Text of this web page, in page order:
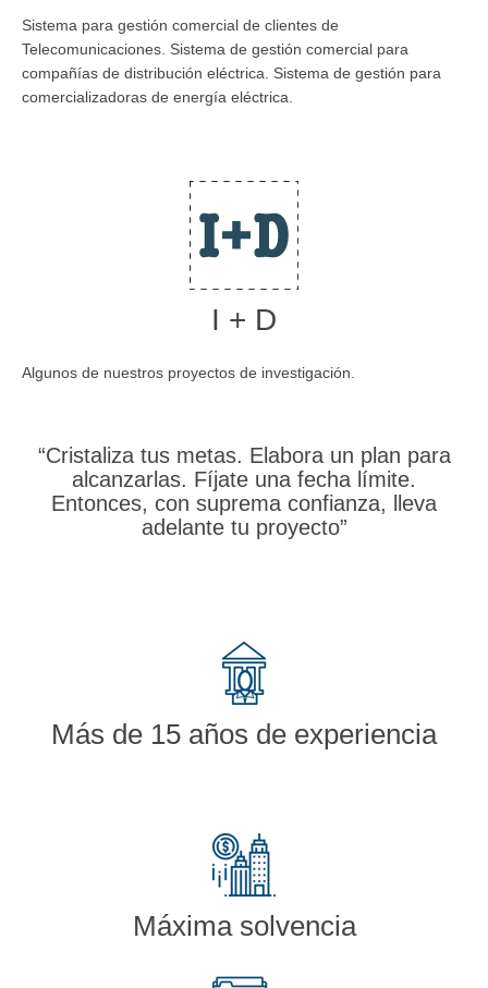
Sistema para gestión comercial de clientes de
Telecomunicaciones. Sistema de gestión comercial para
compañías de distribución eléctrica. Sistema de gestión para
comercializadoras de energía eléctrica.
I + D
Algunos de nuestros proyectos de investigación.
“Cristaliza tus metas. Elabora un plan para
alcanzarlas. Fíjate una fecha límite.
Entonces, con suprema confianza, lleva
adelante tu proyecto”
Más de 15 años de experiencia
Máxima solvencia